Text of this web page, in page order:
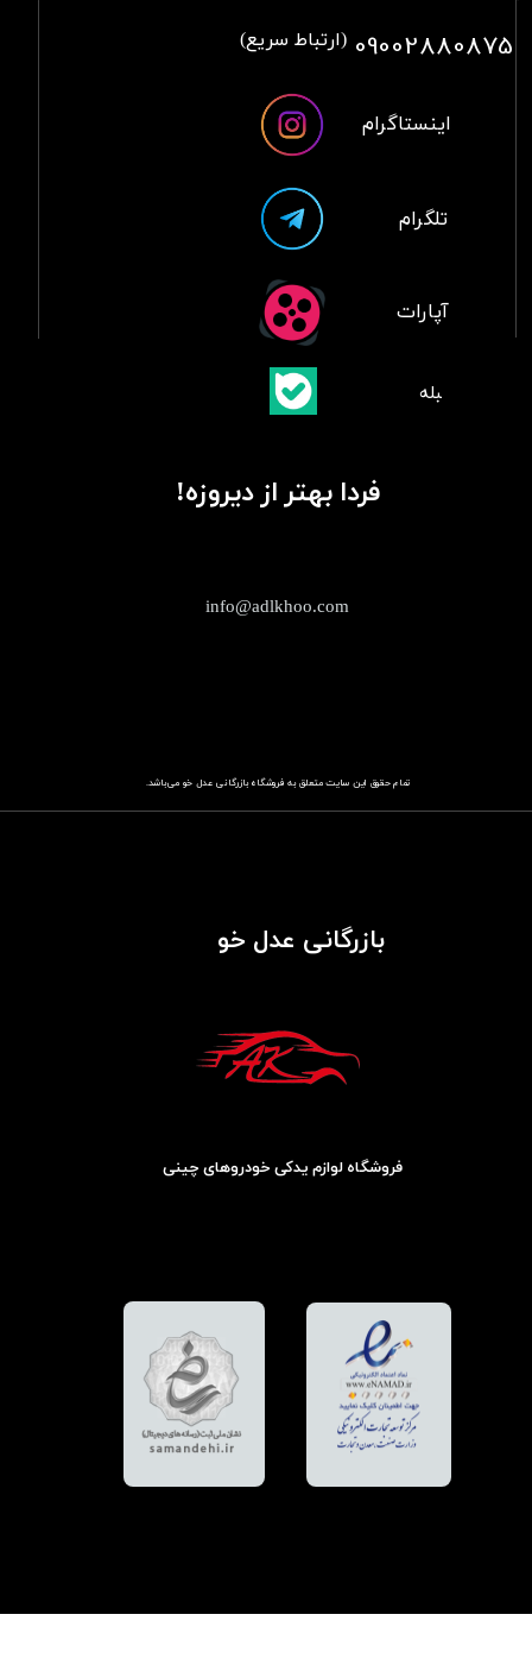
تمام حقوق این سایت متعلق به فروشگاهباز​​​​​​​رگانی عدل خو می‌باشد.
info@adlkhoo.com
09002880875 (ارتباط سریع)
بازرگانی عدل خو
فردا بهتر از دیروزه!
فروشگاه لوازم یدکی خودروهای چینی
آپارات
تلگرام
اینستاگرام
​بلبله​​​​​​​بله